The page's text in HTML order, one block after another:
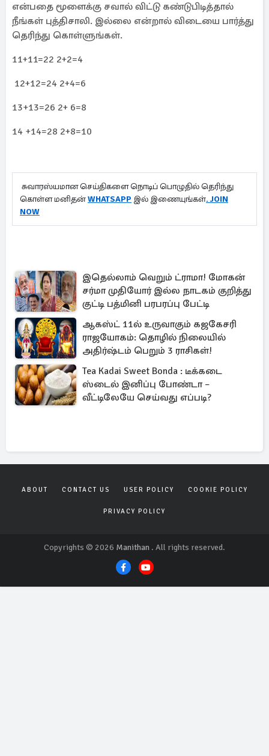
என்பதை மூளைக்கு சவால் விட்டு கண்டுபிடித்தால்
நீங்கள் புத்திசாலி. இல்லை என்றால் விடையை பார்த்து
தெரிந்து கொள்ளுங்கள்.
11+11=22 2+2=4
12+12=24 2+4=6
13+13=26 2+ 6=8
14 +14=28 2+8=10
சுவாரஸ்யமான செய்திகளை நொடிப் பொழுதில் தெரிந்து
கொள்ள மனிதன்WHATSAPP இல் இணையுங்கள். JOIN
NOW
இதெல்லாம் வெறும் ட்ராமா! மோகன்
சர்மா முதியோர் இல்ல நாடகம் குறித்து
குட்டி பத்மினி பரபரப்பு பேட்டி
ஆகஸ்ட் 11ல் உருவாகும் கஜகேசரி
ராஜயோகம்: தொழில் நிலையில்
அதிர்ஷ்டம் பெறும் 3 ராசிகள்!
Tea Kadai Sweet Bonda : டீக்கடை
ஸ்டைல் இனிப்பு போண்டா –
வீட்டிலேயே செய்வது எப்படி?
ABOUT CONTACT US USER POLICY COOKIE POLICY
PRIVACY POLICY
Copyrights © 2026 Manithan . All rights reserved.